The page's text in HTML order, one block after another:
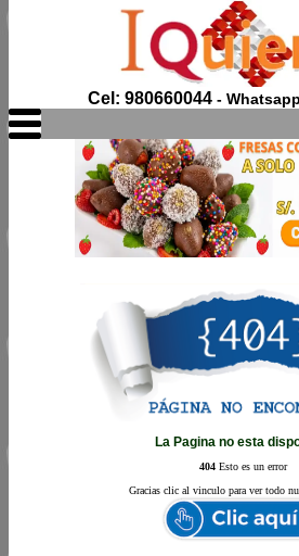
Cel: 980660044-
La Pagina no esta
404Esto es un error
Gracias clic al vinculo para ver todo